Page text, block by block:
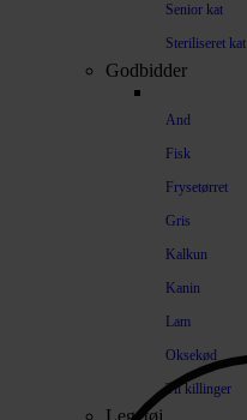
Senior kat
Steriliseret kat
Godbidder
And
Fisk
Frysetørret
Gris
Kalkun
Kanin
Lam
Oksekød
Til killinger
Legetøj